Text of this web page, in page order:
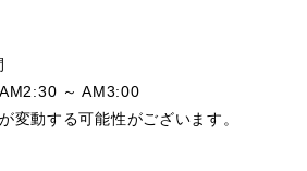
～ AM3:00
変動する可能性がございます。